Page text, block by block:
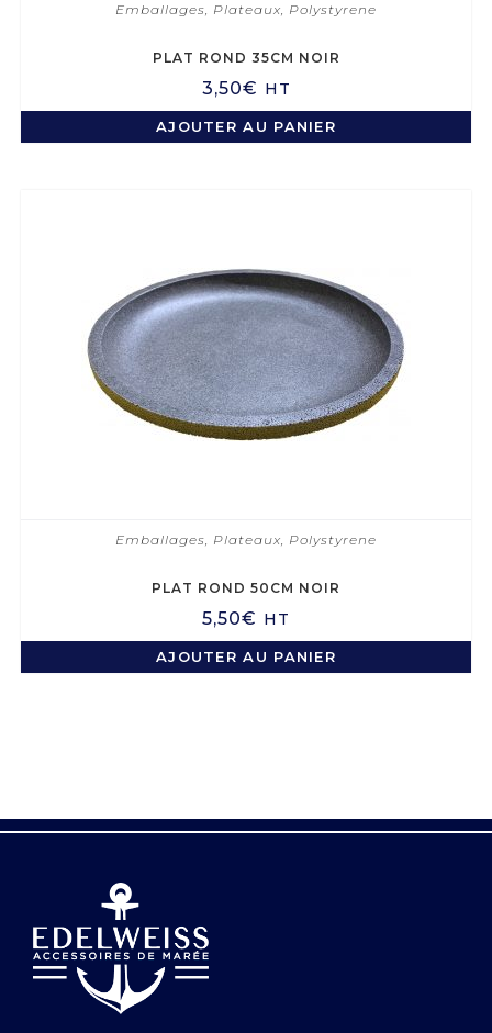
Emballages, Plateaux, Polystyrene
PLAT ROND 35CM NOIR
3,50€ HT
AJOUTER AU PANIER
Emballages Plateaux Polystyrene
PLAT ROND 50CM NOIR
5,50€ HT
AJOUTER AU PANIER